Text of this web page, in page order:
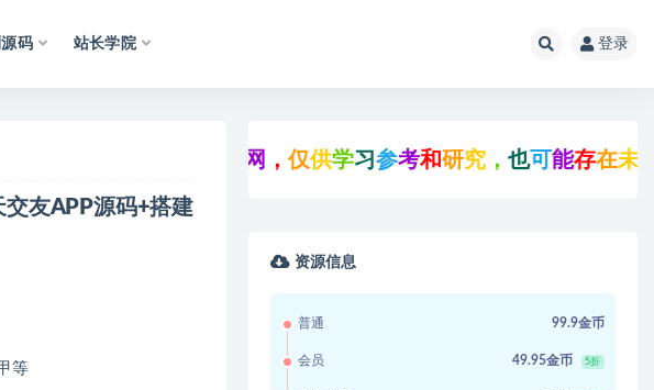
码 站长学院 登录
友APP源码+搭建
等
供学习参考和研究，也可能存在未知的BU
资源信息
普通 99.9金币
会员 49.95金币 5折